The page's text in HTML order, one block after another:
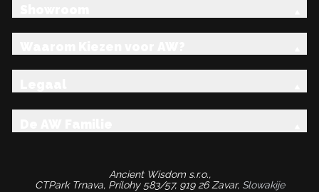
Ancient Wisdom s.r.o.,
CTPark Trnava, Prílohy 583/57, 919 26 Zavar, Slowakije